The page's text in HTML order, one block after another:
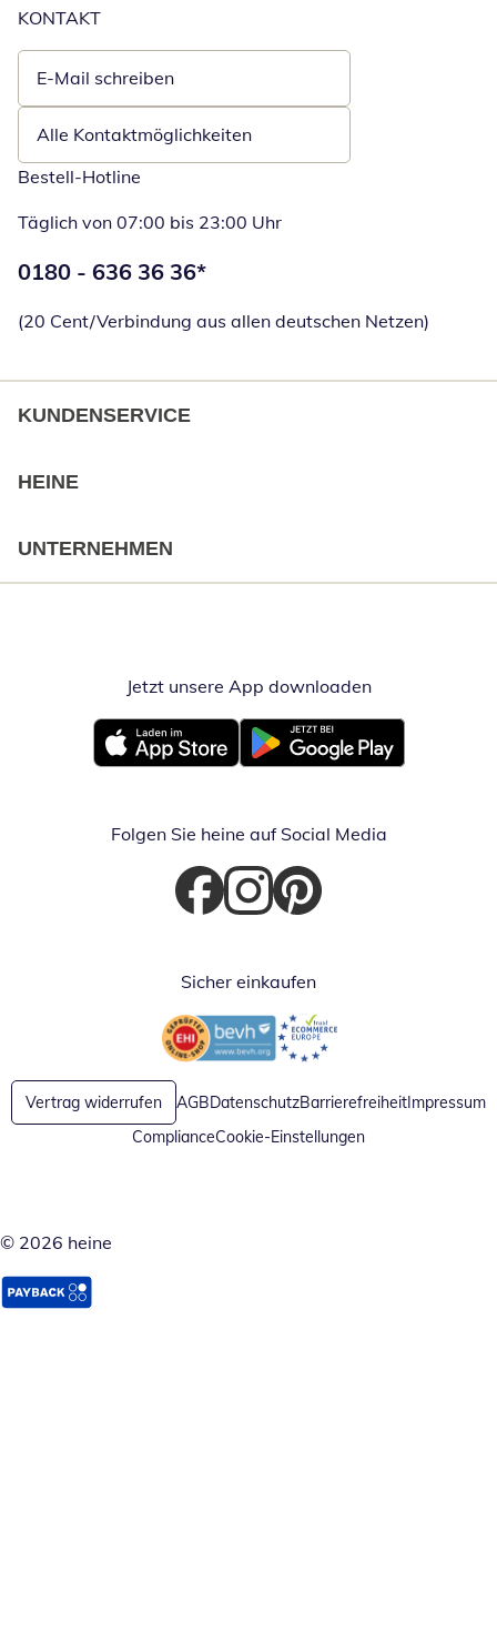
KONTAKT
E-Mail schreiben
Öffnet E-Mail-Client
Alle Kontaktmöglichkeiten
Bestell-Hotline
Täglich von 07:00 bis 23:00 Uhr
Telefonnummer:
0180 - 636 36 36*
(20 Cent/Verbindung aus allen deutschen Netzen)
KUNDENSERVICE
HEINE
UNTERNEHMEN
Jetzt unsere App downloadenÖffnet in
Öffnet in neuem FensterÖffnet in neuem Fenster
Folgen Sie heine auf Social Media
Öffnet in neuem Fenster
Öffnet in neuem Fenster
Öffnet in neuem Fenster
Sicher einkaufen
Öffnet in neuem FensterÖffnet in neuem Fenster
Vertrag widerrufen AGBDatenschutzBarrierefreiheitImpressum
ComplianceCookie-Einstellungen
© 2026 heine